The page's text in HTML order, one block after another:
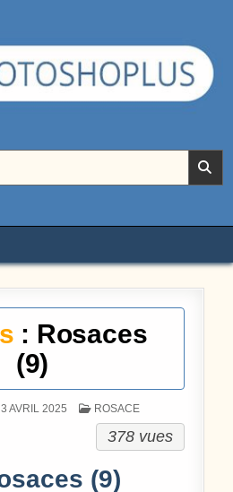
: Rosaces
(9)
3 AVRIL 2025 POSTÉ DANS
ROSACE
378 vues
(9)